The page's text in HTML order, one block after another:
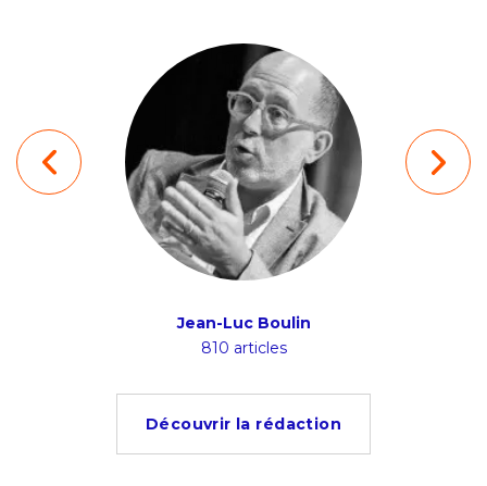
Jean-Luc Boulin
810 articles
Découvrir la rédaction